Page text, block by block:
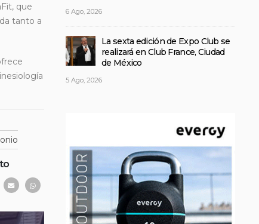
que
tanto a
6 Ago, 2026
La sexta edición de Expo Club se
realizará en Club France, Ciudad
de México
5 Ago, 2026